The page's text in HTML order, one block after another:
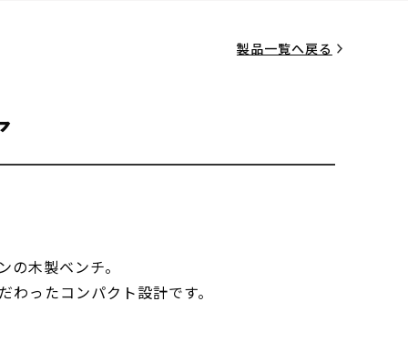
製品一覧へ戻る
の木製ベンチ。
わったコンパクト設計です。